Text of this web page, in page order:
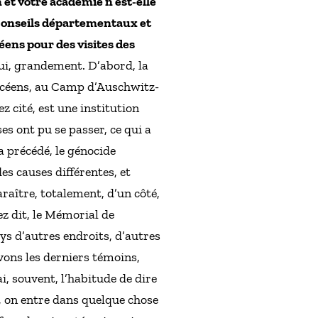
départementaux et
pour des visites des
grandement. D’abord, la
au Camp d’Auschwitz-
cité, est une institution
ont pu se passer, ce qui a
le génocide
causes différentes, et
totalement, d’un côté,
dit, le Mémorial de
d’autres endroits, d’autres
les derniers témoins,
souvent, l’habitude de dire
entre dans quelque chose